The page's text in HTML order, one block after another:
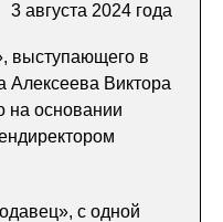
3 августа 2024 года
выступающего в
Алексеева Виктора
на основании
с одной